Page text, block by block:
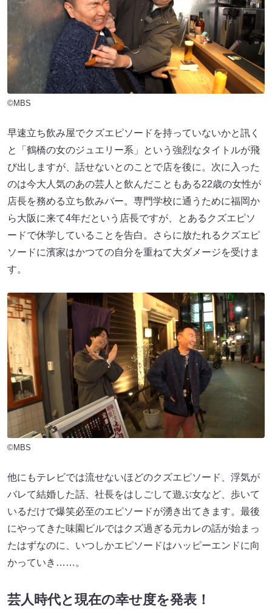
©MBS
早速立ち飲み屋でクズエピソードを持っていないかと訊く
と「鶴橋の女のジュエリー系」という強烈なタイトルが飛
び出しますが、話せないとのことで店を後に。次に入った
のは今大人気のあの芸人と飲んだこともある22歳の女性が
店長を務める立ち飲みバー。専門学校に通うために福岡か
ら大阪に来て4年だという店長ですが、とあるクズエピソ
ードで休学していることを告白。さらに放たれるクズエピ
ソードに濱家はかつての自分を重ねて大ダメージを受けま
す。
©MBS
他にもテレビでは流せないほどのクズエピソード、浮気が
バレて結婚した話、社長をはしごして遊ぶ女など、歩いて
いるだけで爆笑必至のエピソードが湧き出てきます。最後
にやってきた味園ビルではクズ過ぎる元カレの話が始まっ
たはずなのに、いつしかエピソードはハッピーエンドに向
かっていき……。
芸人時代と現在の幸せ度を発表！